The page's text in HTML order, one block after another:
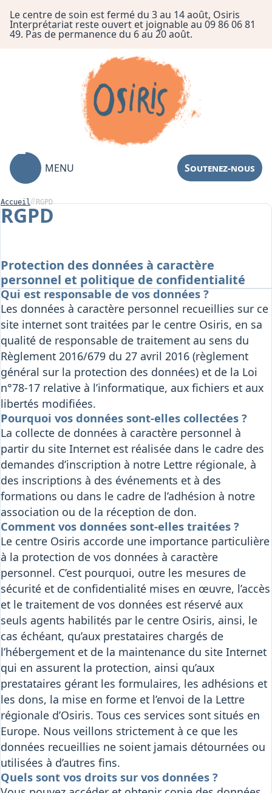
Le centre de soin est fermé du 3 au 14 août, Osiris
Interprétariat reste ouvert et joignable au 09 86 06 81
49. Pas de permanence du 6 au 20 août.
MENU Soutenez-nous
Centre de Soin
Osiris
Interprétariat
Centre
Ressources
Accueil RGPD
RGPD
Protection des données à caractère
personnel et politique de confidentialité
Qui est responsable de vos données ?
Les données à caractère personnel recueillies sur ce
site internet sont traitées par le centre Osiris, en sa
qualité de responsable de traitement au sens du
Règlement 2016/679 du 27 avril 2016 (règlement
général sur la protection des données) et de la Loi
n°78-17 relative à l’informatique, aux fichiers et aux
libertés modifiées.
Pourquoi vos données sont-elles collectées ?
La collecte de données à caractère personnel à
partir du site Internet est réalisée dans le cadre des
demandes d’inscription à notre Lettre régionale, à
des inscriptions à des événements et à des
formations ou dans le cadre de l’adhésion à notre
association ou de la réception de don.
Comment vos données sont-elles traitées ?
Le centre Osiris accorde une importance particulière
à la protection de vos données à caractère
personnel. C’est pourquoi, outre les mesures de
sécurité et de confidentialité mises en œuvre, l’accès
et le traitement de vos données est réservé aux
seuls agents habilités par le centre Osiris, ainsi, le
cas échéant, qu’aux prestataires chargés de
l’hébergement et de la maintenance du site Internet
qui en assurent la protection, ainsi qu’aux
prestataires gérant les formulaires, les adhésions et
les dons, la mise en forme et l’envoi de la Lettre
régionale d’Osiris. Tous ces services sont situés en
Europe. Nous veillons strictement à ce que les
données recueillies ne soient jamais détournées ou
utilisées à d’autres fins.
Quels sont vos droits sur vos données ?